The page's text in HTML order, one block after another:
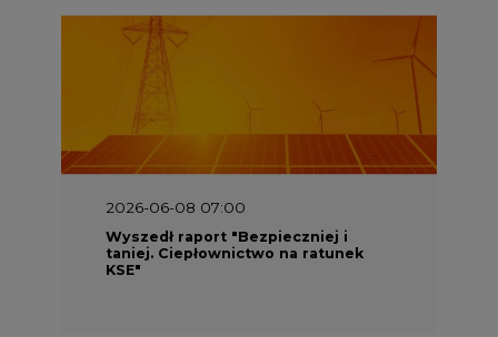
2026-06-08 07:00
taniej. Ciepłownictwo na ratunek